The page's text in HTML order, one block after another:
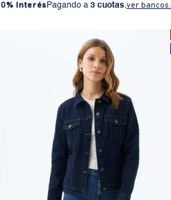
0% Interés Pagando a 3 cuotas.ver bancos.